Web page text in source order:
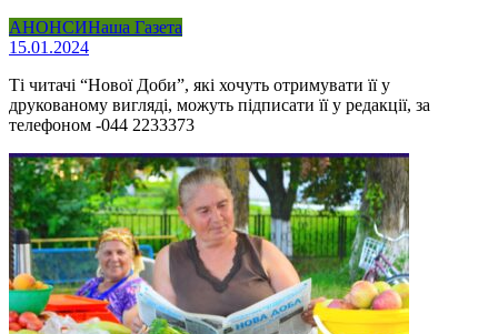
АНОНСИНаша Газета
15.01.2024
Ті читачі “Нової Доби”, які хочуть отримувати її у
друкованому вигляді, можуть підписати її у редакції, за
телефоном -044 2233373